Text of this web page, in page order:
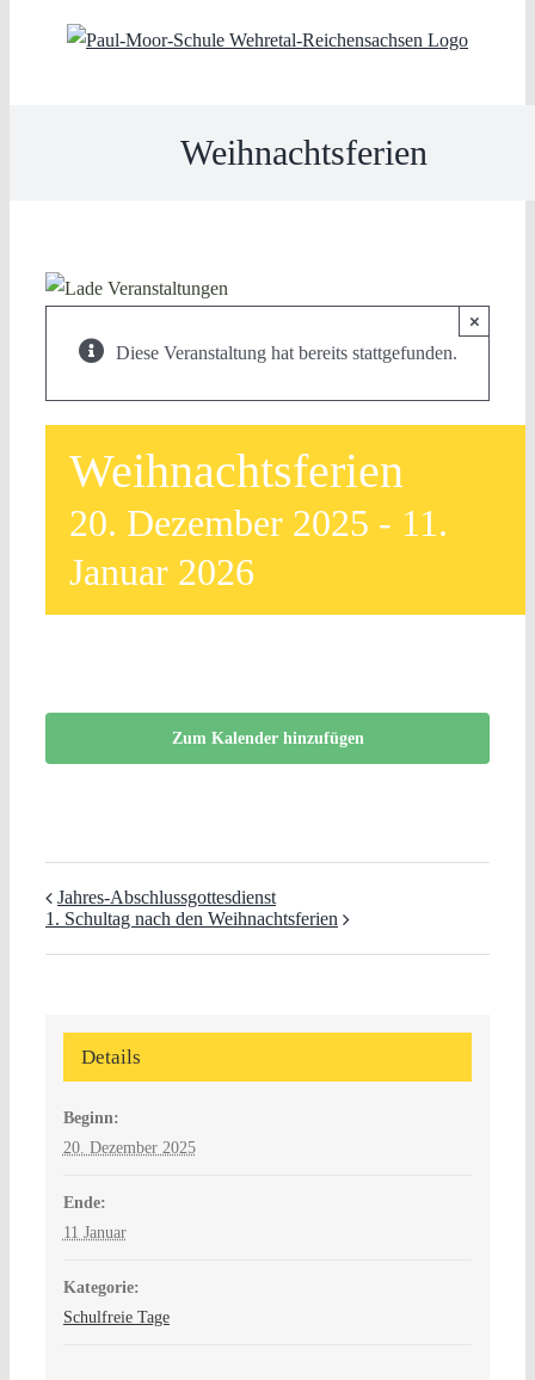
Weihnachtsferien
Diese Veranstaltung hat bereits stattgefunden.
×
Weihnachtsferien
20. Dezember 2025 - 11.
Januar 2026
Zum Kalender hinzufügen
Jahres-Abschlussgottesdienst
1. Schultag nach den Weihnachtsferien
Details
Beginn:
20. Dezember 2025
Ende:
11 Januar
Kategorie:
Schulfreie Tage